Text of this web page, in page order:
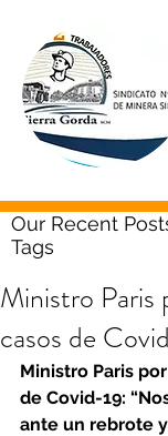
Our Recent
Tags
Ministro Paris
casos de
Ministro Paris
de Covid-19:
ante un rebrote